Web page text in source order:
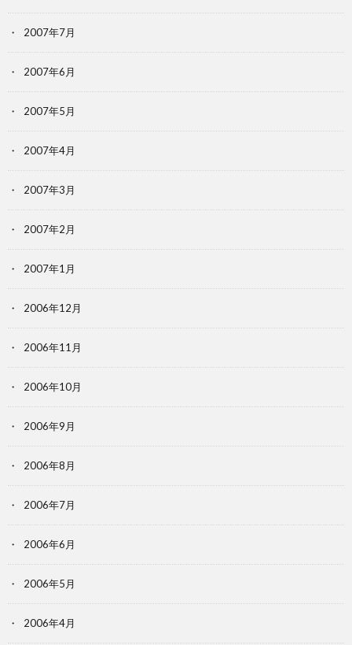
2007年7月
2007年6月
2007年5月
2007年4月
2007年3月
2007年2月
2007年1月
2006年12月
2006年11月
2006年10月
2006年9月
2006年8月
2006年7月
2006年6月
2006年5月
2006年4月